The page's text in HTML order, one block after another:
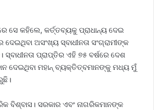
ସେ କହିଲେ, କର୍ତ୍ତବ୍ୟକୁ ପ୍ରାଧାନ୍ୟ ଦେଇ
ଦେଇଥିବା ଅସଂଖ୍ୟ ସ୍ବାଧୀନତା ସଂଗ୍ରାମୀଙ୍କ
ପ୍ରାପ୍ତିର ଏହି ୭୫ ବର୍ଷରେ ଦେଶ
ଦେଇଥିବା ମହାନ୍‌ ବ୍ୟକ୍ତିତ୍ବମାନଙ୍କୁ ମଧ୍ୟ ମୁଁ
ବିଶ୍ବାସ। ସରକାର ଏବଂ ନାଗରିକମାନଙ୍କ